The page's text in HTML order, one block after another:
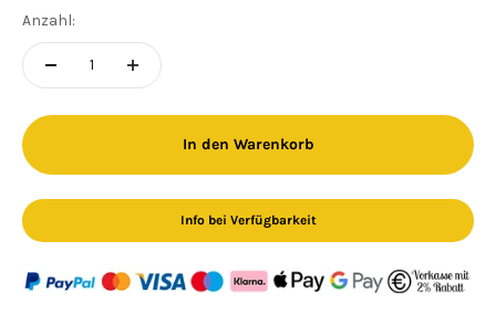
Anzahl:
In den Warenkorb
Info bei Verfügbarkeit